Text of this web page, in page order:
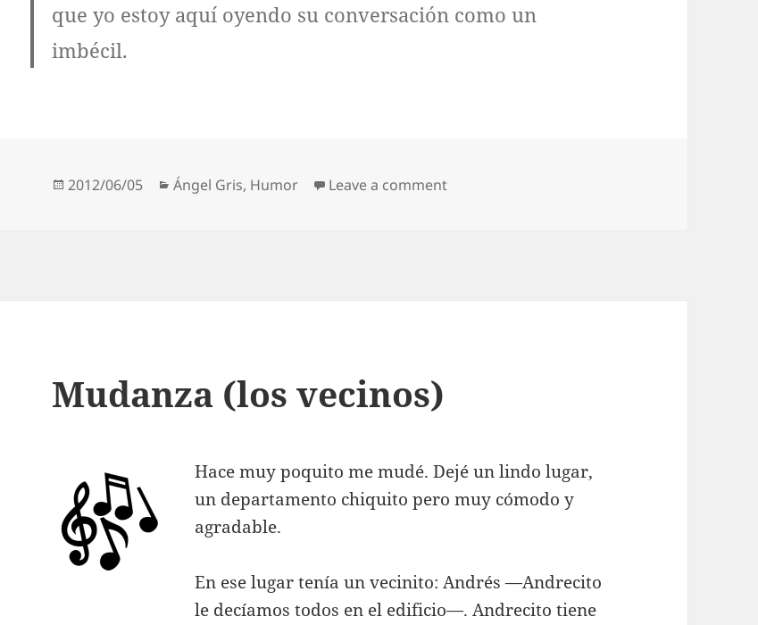
que yo estoy aquí oyendo su conversación como un
imbécil.
Posted
2012/06/05 Categories
Ángel Gris, Humor Leave a commenton Amor potencial
Mudanza (los vecinos)
Hace muy poquito me mudé. Dejé un lindo lugar,
un departamento chiquito pero muy cómodo y
agradable.
En ese lugar tenía un vecinito: Andrés —Andrecito
le decíamos todos en el edificio—. Andrecito tiene